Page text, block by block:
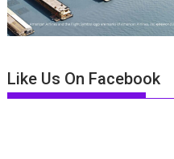
Like Us On Facebook